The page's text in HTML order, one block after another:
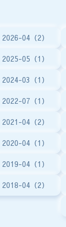
2026-04（2）
2025-05（1）
2024-03（1）
2022-07（1）
2021-04（2）
2020-04（1）
2019-04（1）
2018-04（2）